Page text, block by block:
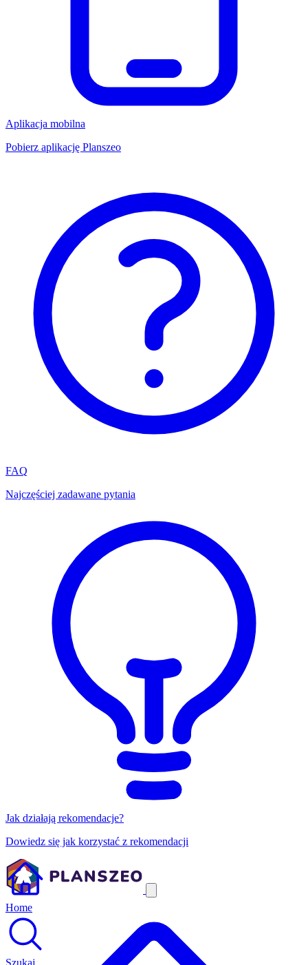
Aplikacja mobilna
Pobierz aplikację Planszeo
FAQ
Najczęściej zadawane pytania
Jak działają rekomendacje?
Dowiedz się jak korzystać z rekomendacji
Home
Szukaj